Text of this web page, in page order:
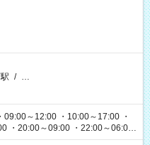
/ …
～12:00 ・10:00～17:00 ・
・20:00～09:00 ・22:00～06:00